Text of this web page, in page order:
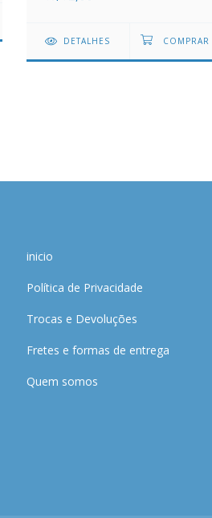
DETALHES
inicio
Política de Privacidade
Trocas e Devoluções
Fretes e formas de entrega
Quem somos